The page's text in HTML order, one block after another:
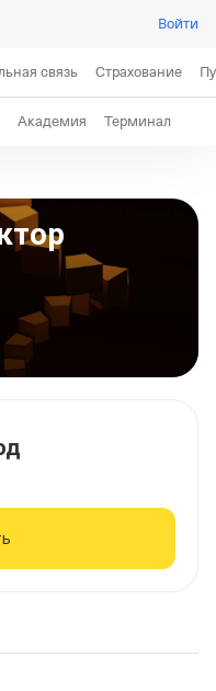
Войти
связь Страхование
Академия Терминал